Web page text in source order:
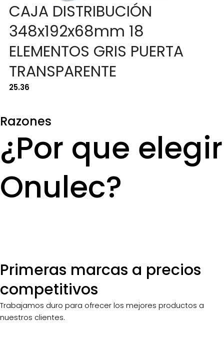
CAJA DISTRIBUCIÓN
348x192x68mm 18
ELEMENTOS GRIS PUERTA
TRANSPARENTE
25.36
Razones
¿Por que elegir
Onulec?
Primeras marcas a precios
competitivos
Trabajamos duro para ofrecer los mejores productos a
nuestros clientes.